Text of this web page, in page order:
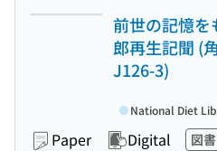
前世の記憶を
郎再生記聞 (
J126-3)
Paper Digital 図書
National Diet